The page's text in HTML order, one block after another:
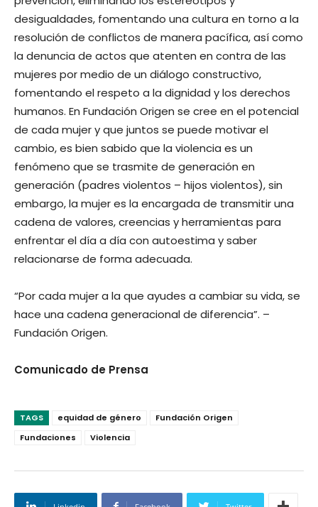
desigualdades, fomentando una cultura en torno a la
resolución de conflictos de manera pacífica, así como
la denuncia de actos que atenten en contra de las
mujeres por medio de un diálogo constructivo,
fomentando el respeto a la dignidad y los derechos
humanos. En Fundación Origen se cree en el potencial
de cada mujer y que juntos se puede motivar el
cambio, es bien sabido que la violencia es un
fenómeno que se trasmite de generación en
generación (padres violentos – hijos violentos), sin
embargo, la mujer es la encargada de transmitir una
cadena de valores, creencias y herramientas para
enfrentar el día a día con autoestima y saber
relacionarse de forma adecuada.
“Por cada mujer a la que ayudes a cambiar su vida, se
hace una cadena generacional de diferencia”. –
Fundación Origen.
Comunicado de Prensa
TAGS equidad de género
Fundación Origen
Fundaciones
Violencia